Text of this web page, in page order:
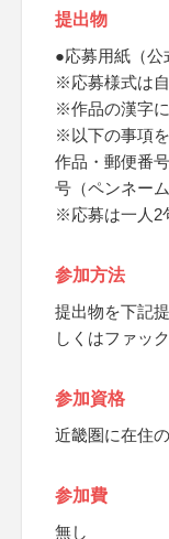
提出物
●応募用紙（公
※応募様式は
※作品の漢字
※以下の事項
作品・郵便番
号（ペンネーム
※応募は一人2
参加方法
提出物を下記
しくはファッ
参加資格
近畿圏に在住
参加費
無し